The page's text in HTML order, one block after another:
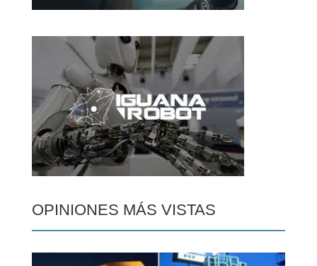
OPINIONES MÁS VISTAS